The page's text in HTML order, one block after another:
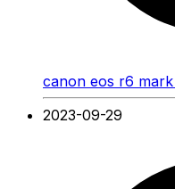
canon eos r6 mark
2023-09-29